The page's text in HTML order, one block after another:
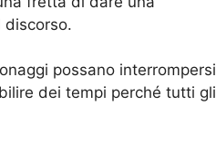
discorso.
possano interrompersi
dei tempi perché tutti gli